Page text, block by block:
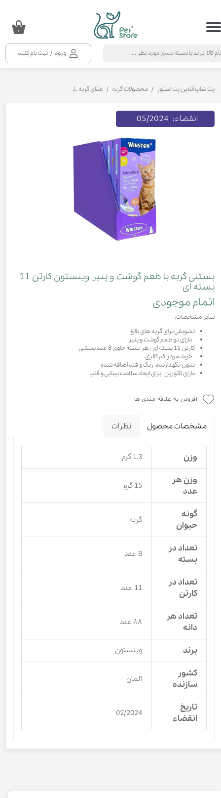
ورود / ثبت نام کنید
حساب کاربری من
خروج از حساب کاربری
۰
پت شاپ آنلاین پت استور محصولات گربه غذای گربه
بستنی گربه با طعم گوشت و پنیر وینستون کارتن 11
بسته ای
اتمام موجودی
سایر مشخصات:
تشویقی برای گربه های بالغ
دارای دو طعم گوشت و پنیر
کارتن 11 بسته ای : هر بسته حاوی 8 عدد بستنی
خوشمزه و کم کالری
بدون نگهدارنده، رنگ و قند اضافه شده
دارای تائورین برای ایجاد سلامت بینایی و قلب
انقضاء: 05/2024
افزودن به علاقه مندی ها
مشخصات محصول نظرات
وزن 1.3 گرم
وزن هر
عدد
15 گرم
گونه
حیوان
گربه
تعداد در
بسته
8 عدد
تعداد در
کارتن
11 عدد
تعداد هر
دانه
۸۸ عدد
برند وینستون
کشور
سازنده
آلمان
تاریخ
انقضاء
02/2024